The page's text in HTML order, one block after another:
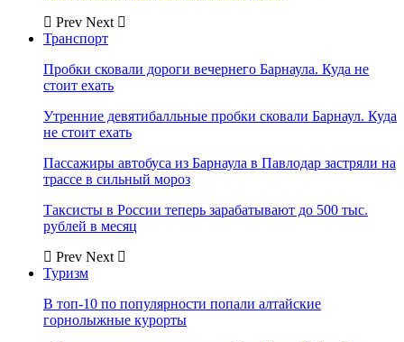
Prev Next
Транспорт
Пробки сковали дороги вечернего Барнаула. Куда не
стоит ехать
Утренние девятибалльные пробки сковали Барнаул. Куда
не стоит ехать
Пассажиры автобуса из Барнаула в Павлодар застряли на
трассе в сильный мороз
Таксисты в России теперь зарабатывают до 500 тыс.
рублей в месяц
Prev Next
Туризм
В топ-10 по популярности попали алтайские
горнолыжные курорты